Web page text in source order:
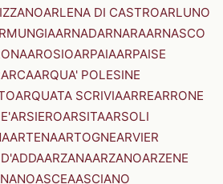
ARLENA DI CASTROARLUNO
ARNADARNARAARNASCO
AROSIOARPAIAARPAISE
ARQUA' POLESINE
ARQUATA SCRIVIAARREARRONE
ARSIEROARSITAARSOLI
ARTENAARTOGNEARVIER
ARZANAARZANOARZENE
ASCEAASCIANO